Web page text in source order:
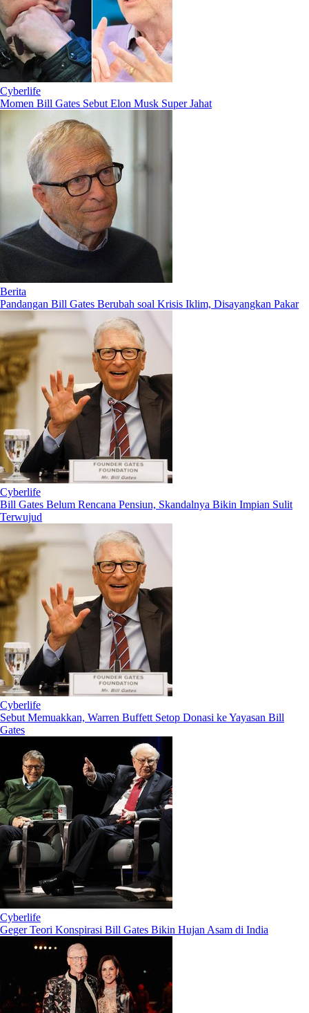
Cyberlife
Momen Bill Gates Sebut Elon Musk Super Jahat
Berita
Pandangan Bill Gates Berubah soal Krisis Iklim, Disayangkan Pakar
Cyberlife
Bill Gates Belum Rencana Pensiun, Skandalnya Bikin Impian Sulit
Terwujud
Cyberlife
Sebut Memuakkan, Warren Buffett Setop Donasi ke Yayasan Bill
Gates
Cyberlife
Geger Teori Konspirasi Bill Gates Bikin Hujan Asam di India